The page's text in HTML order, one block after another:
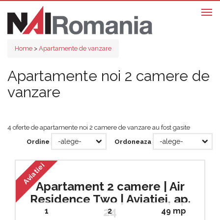
Home
Apartamente
Ansambluri Rezidentiale
Servicii
Contact
GDPR
Home > Apartamente de vanzare
Apartamente noi 2 camere de
vanzare
4 oferte de apartamente noi 2 camere de vanzare au fost gasite
Ordine
Ordoneaza
Apartament 2 camere | Air
Residence Two | Aviatiei, ap.
24
Aviatiei
1 2 49 mp